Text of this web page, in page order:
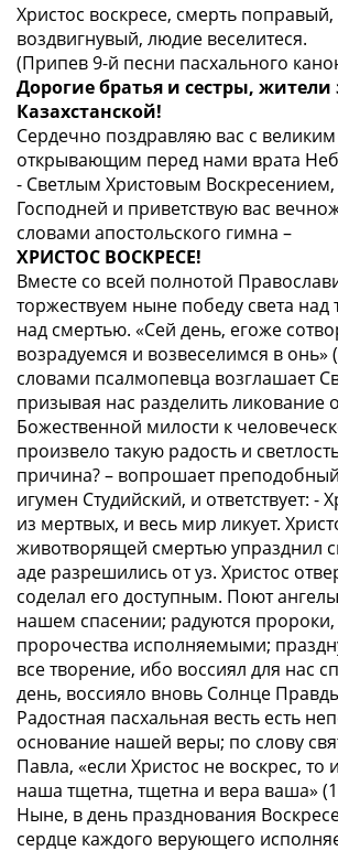
Христос воскресе, смерть
воздвигнувый, людие веселитеся.
(Припев 9-й песни пасхального
Дорогие братья и сестры,
Казахстанской!
Сердечно поздравляю вас с
открывающим перед нами врата
- Светлым Христовым
Господней и приветствую вас
словами апостольского гимна –
ХРИСТОС ВОСКРЕСЕ!
Вместе со всей полнотой
торжествуем ныне победу света
над смертью. «Сей день, егоже
возрадуемся и возвеселимся в онь»
словами псалмопевца возглашает
призывая нас разделить ликование
Божественной милости к
произвело такую радость и
причина?– вопрошает
игумен Студийский, и ответствует: -
из мертвых, и весь мир ликует.
животворящей смертью упразднил
аде разрешились от уз. Христос
соделал его доступным. Поют
нашем спасении; радуются пророки,
пророчества исполняемыми;
все творение, ибо воссиял для нас
день, воссияло вновь Солнце
Радостная пасхальная весть есть
основание нашей веры; по слову
Павла, «если Христос не воскрес, то
наша тщетна, тщетна и вера ваша»
Ныне, в день празднования
сердце каждого верующего